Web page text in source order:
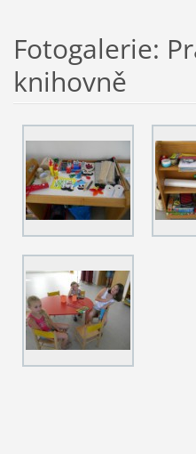
Fotogalerie:
knihovně